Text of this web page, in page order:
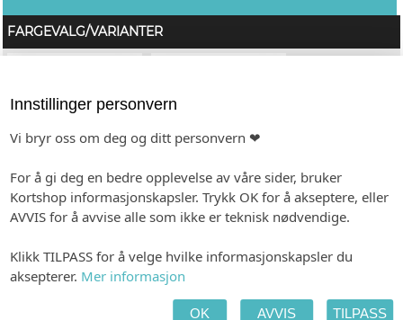
FARGEVALG/VARIANTER
c1 c2
Innstillinger personvern
Vi bryr oss om deg og ditt personvern ❤
For å gi deg en bedre opplevelse av våre sider, bruker
Kortshop informasjonskapsler. Trykk OK for å akseptere, eller
AVVIS for å avvise alle som ikke er teknisk nødvendige.
Klikk TILPASS for å velge hvilke informasjonskapsler du
aksepterer. Mer informasjon
OK AVVIS TILPASS